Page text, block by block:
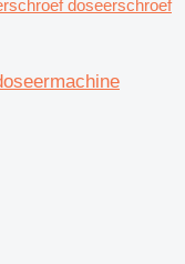
doseerschroef